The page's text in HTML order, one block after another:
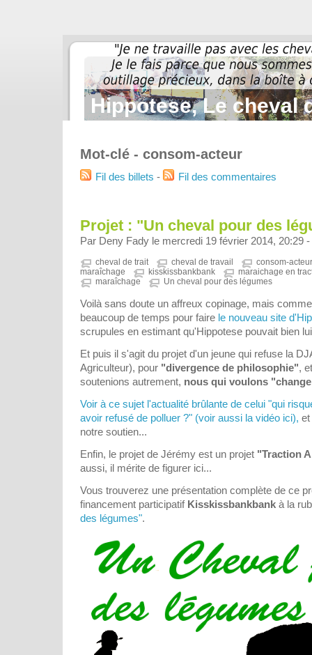
Hippotese, Le cheval
Mot-clé - consom-acteur
Fil des billets - Fil des commentaires
Projet : "Un cheval pour des
Par Deny Fady le mercredi 19 février 2014, 20:29 -
cheval de trait cheval de travail
consom-acteur
maraîchage
kisskissbankbank
maraichage en
maraîchage
Un cheval pour des légumes
Voilà sans doute un affreux copinage, mais
beaucoup de temps pour faire le nouveau site
scrupules en estimant qu'Hippotese pouvait bien
Et puis il s'agit du projet d'un jeune qui refuse la
Agriculteur), pour "divergence de philosophie",
soutenions autrement, nous qui voulons
Voir à ce sujet l'actualité brûlante de celui "qui
avoir refusé de polluer ?" (voir aussi la vidéo ici), et
notre soutien...
Enfin, le projet de Jérémy est un projet "Traction
aussi, il mérite de figurer ici...
Vous trouverez une présentation complète de ce
financement participatif Kisskissbankbank à la
des légumes".